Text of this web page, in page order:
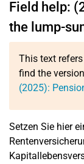
Field help:
the lump-
This text
find the
(2025):
Setzen Sie hier